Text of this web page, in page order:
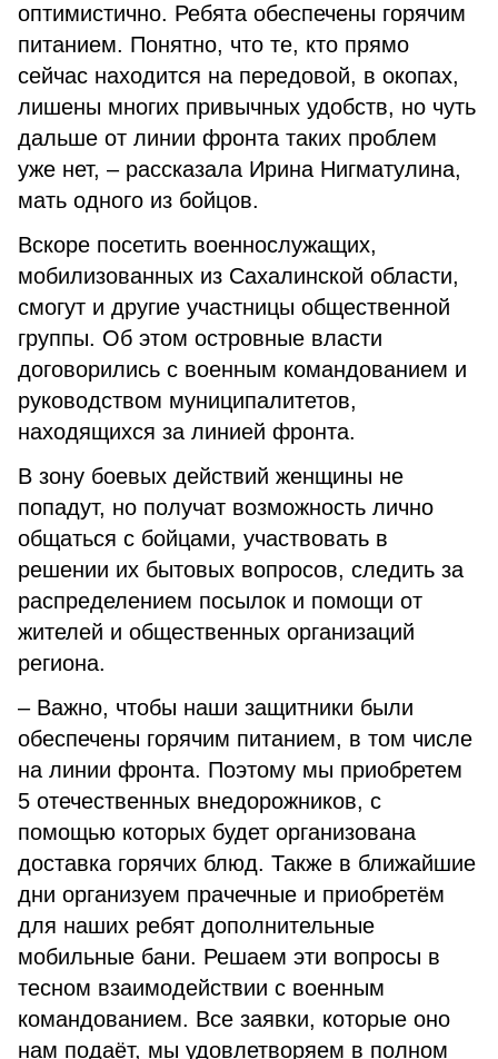
оптимистично. Ребята обеспечены горячим
питанием. Понятно, что те, кто прямо
сейчас находится на передовой, в окопах,
лишены многих привычных удобств, но чуть
дальше от линии фронта таких проблем
уже нет, – рассказала Ирина Нигматулина,
мать одного из бойцов.
Вскоре посетить военнослужащих,
мобилизованных из Сахалинской области,
смогут и другие участницы общественной
группы. Об этом островные власти
договорились с военным командованием и
руководством муниципалитетов,
находящихся за линией фронта.
В зону боевых действий женщины не
попадут, но получат возможность лично
общаться с бойцами, участвовать в
решении их бытовых вопросов, следить за
распределением посылок и помощи от
жителей и общественных организаций
региона.
– Важно, чтобы наши защитники были
обеспечены горячим питанием, в том числе
на линии фронта. Поэтому мы приобретем
5 отечественных внедорожников, с
помощью которых будет организована
доставка горячих блюд. Также в ближайшие
дни организуем прачечные и приобретём
для наших ребят дополнительные
мобильные бани. Решаем эти вопросы в
тесном взаимодействии с военным
командованием. Все заявки, которые оно
нам подаёт, мы удовлетворяем в полном